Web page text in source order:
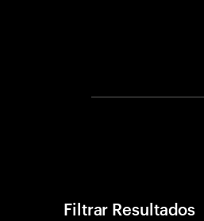
Filtrar Resultados